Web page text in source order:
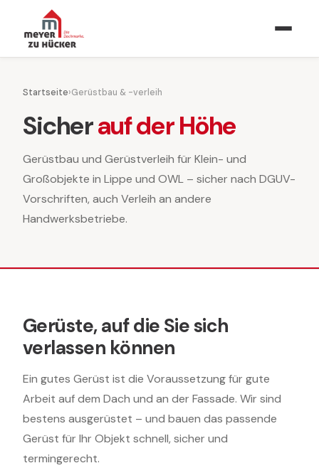
Startseite›Gerüstbau & -verleih
Sicherauf der Höhe
Gerüstbau und Gerüstverleih für Klein- und
Großobjekte in Lippe und OWL – sicher nach DGUV-
Vorschriften, auch Verleih an andere
Handwerksbetriebe.
Gerüste, auf die Sie sich
verlassen können
Ein gutes Gerüst ist die Voraussetzung für gute
Arbeit auf dem Dach und an der Fassade. Wir sind
bestens ausgerüstet – und bauen das passende
Gerüst für Ihr Objekt schnell, sicher und
termingerecht.